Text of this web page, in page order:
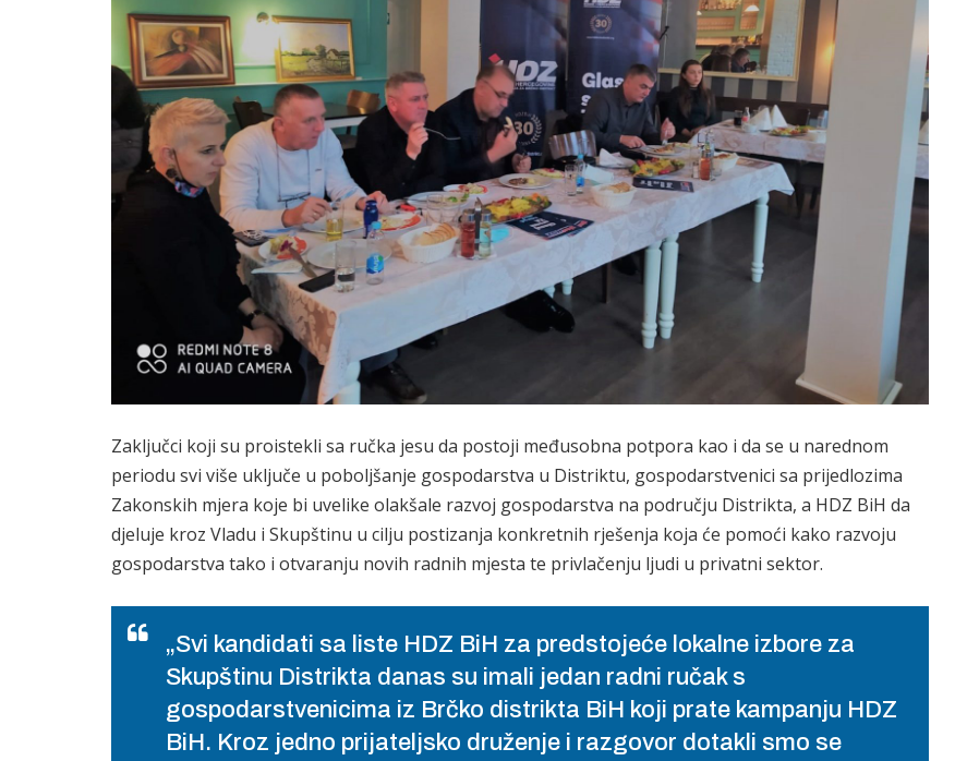
Zaključci koji su proistekli sa ručka jesu da postoji međusobna potpora kao i da se u narednom
periodu svi više uključe u poboljšanje gospodarstva u Distriktu, gospodarstvenici sa prijedlozima
Zakonskih mjera koje bi uvelike olakšale razvoj gospodarstva na području Distrikta, a HDZ BiH da
djeluje kroz Vladu i Skupštinu u cilju postizanja konkretnih rješenja koja će pomoći kako razvoju
gospodarstva tako i otvaranju novih radnih mjesta te privlačenju ljudi u privatni sektor.
„Svi kandidati sa liste HDZ BiH za predstojeće lokalne izbore za
Skupštinu Distrikta danas su imali jedan radni ručak s
gospodarstvenicima iz Brčko distrikta BiH koji prate kampanju HDZ
BiH. Kroz jedno prijateljsko druženje i razgovor dotakli smo se